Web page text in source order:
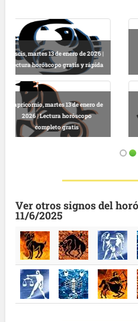
Escorpio, martes 13 de enero de
2026 | Horóscopo gratis hoy y
completo
Virgo, martes 13 de enero de 2026 |
Predicciones astrológicas
gratuitas hoy
Ver otros signos del
11/6/2025